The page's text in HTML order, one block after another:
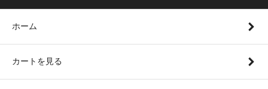
ホーム
カートを見る